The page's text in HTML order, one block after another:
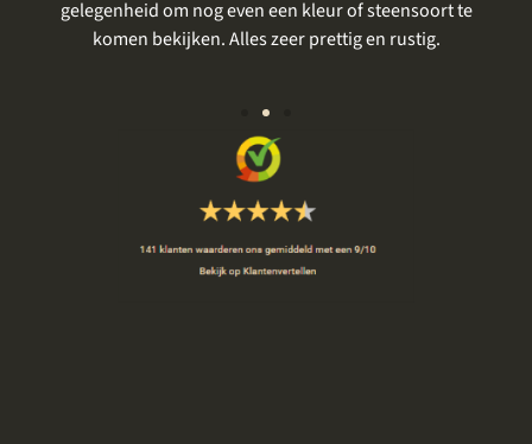
vorige keer was het perfect. Zeker bij een grafmonument,
wat toch heel emotioneel is om te bespreken, is een